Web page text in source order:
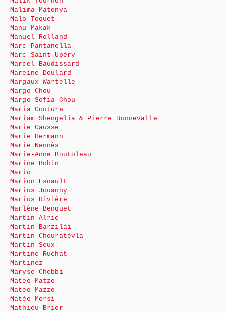
Malima Matonya
Malo Toquet
Manu Makak
Manuel Rolland
Marc Pantanella
Marc Saint-Upéry
Marcel Baudissard
Mareine Doulard
Margaux Wartelle
Margo Chou
Margo Sofia Chou
Maria Couture
Mariam Shengelia & Pierre Bonnevalle
Marie Causse
Marie Hermann
Marie Nennès
Marie-Anne Boutoleau
Marine Bobin
Mario
Marion Esnault
Marius Jouanny
Marius Rivière
Marlène Benquet
Martin Alric
Martin Barzilai
Martin Chouratévla
Martin Seux
Martine Ruchat
Martinez
Maryse Chebbi
Mateo Matzo
Mateo Mazzo
Matéo Morsi
Mathieu Brier